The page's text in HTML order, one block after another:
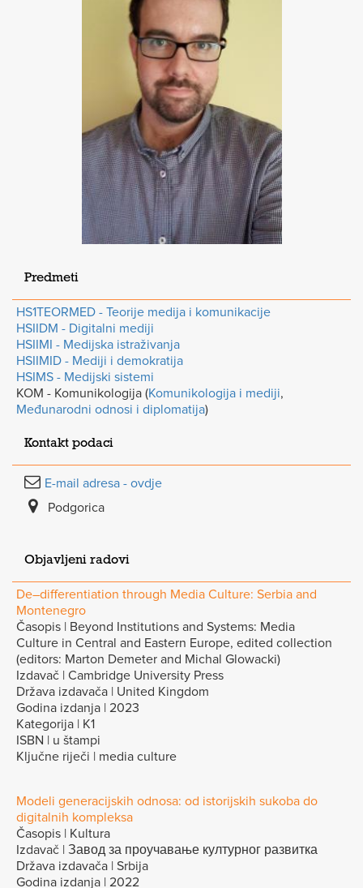
Predmeti
HS1TEORMED - Teorije medija i komunikacije
HSIIDM - Digitalni mediji
HSIIMI - Medijska istraživanja
HSIIMID - Mediji i demokratija
HSIMS - Medijski sistemi
KOM - Komunikologija (Komunikologija i mediji,
Međunarodni odnosi i diplomatija)
Kontakt podaci
E-mail adresa - ovdje
Podgorica
Objavljeni radovi
De–differentiation through Media Culture: Serbia and
Montenegro
Časopis | Beyond Institutions and Systems: Media
Culture in Central and Eastern Europe, edited collection
(editors: Marton Demeter and Michal Glowacki)
Izdavač | Cambridge University Press
Država izdavača | United Kingdom
Godina izdanja | 2023
Kategorija | K1
ISBN | u štampi
Ključne riječi | media culture
Modeli generacijskih odnosa: od istorijskih sukoba do
digitalnih kompleksa
Časopis | Kultura
Izdavač | Завод за проучавање културног развитка
Država izdavača | Srbija
Godina izdanja | 2022